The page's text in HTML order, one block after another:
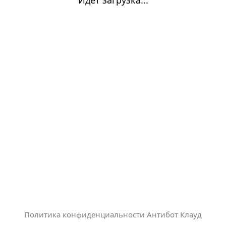
Политика конфиденциальности Антибот Клауд